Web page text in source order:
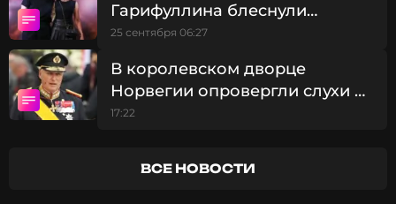
Гарифуллина блеснули
парными образами на
25 сентября 06:27
В королевском дворце
Норвегии опровергли слухи о
госпитализации Харальда V
17:22
ВСЕ НОВОСТИ